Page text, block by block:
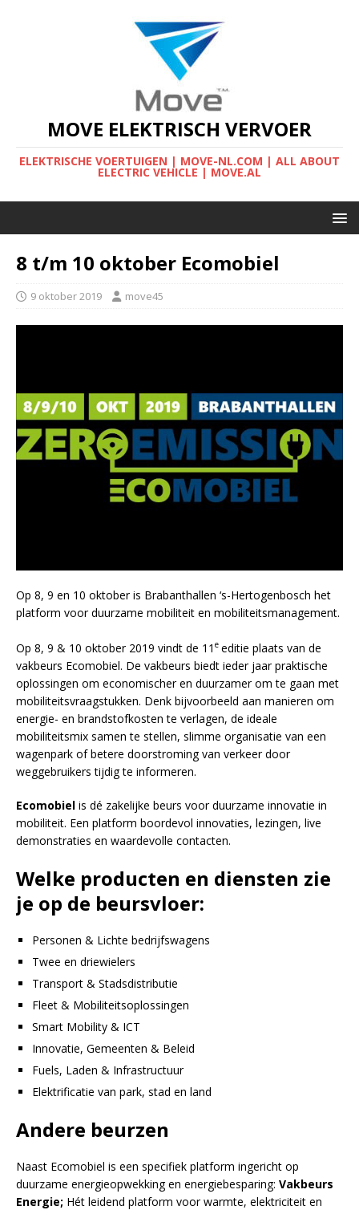
MOVE ELEKTRISCH VERVOER
ELEKTRISCHE VOERTUIGEN | MOVE-NL.COM | ALL ABOUT
ELECTRIC VEHICLE | MOVE.AL
8 t/m 10 oktober Ecomobiel
9 oktober 2019 move45
Op 8, 9 en 10 oktober is Brabanthallen ‘s-Hertogenbosch het
platform voor duurzame mobiliteit en mobiliteitsmanagement.
Op 8, 9 & 10 oktober 2019 vindt de 11 e editie plaats van de
vakbeurs Ecomobiel. De vakbeurs biedt ieder jaar praktische
oplossingen om economischer en duurzamer om te gaan met
mobiliteitsvraagstukken. Denk bijvoorbeeld aan manieren om
energie- en brandstofkosten te verlagen, de ideale
mobiliteitsmix samen te stellen, slimme organisatie van een
wagenpark of betere doorstroming van verkeer door
weggebruikers tijdig te informeren.
Ecomobiel is dé zakelijke beurs voor duurzame innovatie in
mobiliteit. Een platform boordevol innovaties, lezingen, live
demonstraties en waardevolle contacten.
Welke producten en diensten zie
je op de beursvloer:
Personen & Lichte bedrijfswagens
Twee en driewielers
Transport & Stadsdistributie
Fleet & Mobiliteitsoplossingen
Smart Mobility & ICT
Innovatie, Gemeenten & Beleid
Fuels, Laden & Infrastructuur
Elektrificatie van park, stad en land
Andere beurzen
Naast Ecomobiel is een specifiek platform ingericht op
duurzame energieopwekking en energiebesparing: Vakbeurs
Energie; Hét leidend platform voor warmte, elektriciteit en